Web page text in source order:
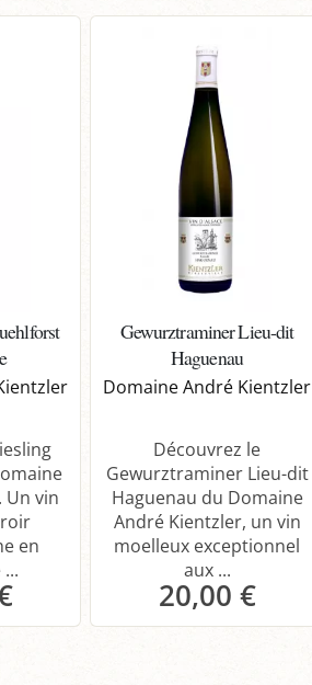
Un vin
en
Gewurztraminer Lieu-dit
Haguenau
Domaine André Kientzler
Découvrez le
Gewurztraminer Lieu-dit
Haguenau du Domaine
André Kientzler, un vin
moelleux exceptionnel
aux ...
20,00 €